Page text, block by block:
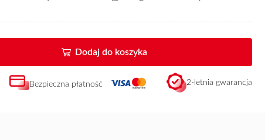
Dodaj do koszyka
Bezpieczna płatność 2-letnia gwarancja